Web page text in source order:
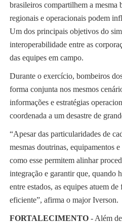
brasileiros compartilhem a mesma
regionais e operacionais podem
Um dos principais objetivos do
interoperabilidade entre as
das equipes em campo.
Durante o exercício, bombeiros
forma conjunta nos mesmos
informações e estratégias
coordenada a um desastre de
“Apesar das particularidades de
mesmas doutrinas, equipamentos
como esse permitem alinhar
integração e garantir que, quando
entre estados, as equipes atuem
eficiente”, afirma o major Iverson.
FORTALECIMENTO- Além de